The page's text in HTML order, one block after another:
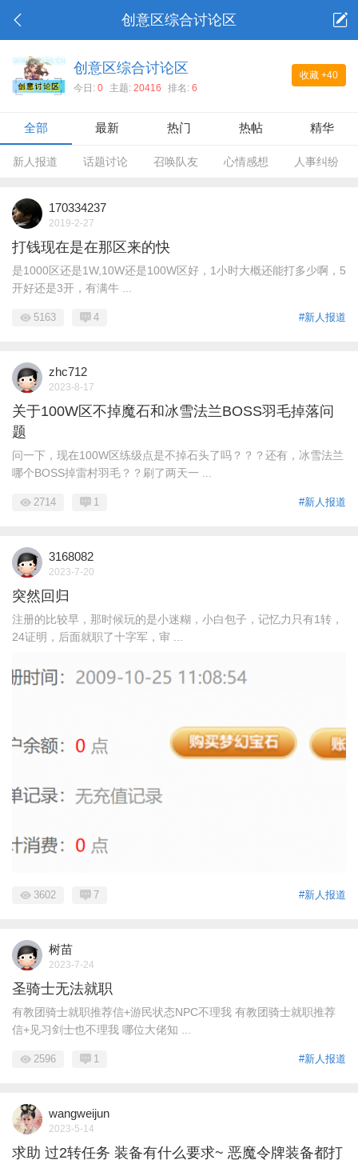
创意区综合讨论区
收藏 +40
创意区综合讨论区
今日: 0 主题: 20416 排名: 6
全部 最新 热门 热帖 精华
新人报道 话题讨论 召唤队友 心情感想 人事纠纷
170334237
2019-2-27
打钱现在是在那区来的快
是1000区还是1W,10W还是100W区好，1小时大概还能打多少啊，5
开好还是3开，有满牛 ...
#新人报道
5163 4
zhc712
2023-8-17
关于100W区不掉魔石和冰雪法兰BOSS羽毛掉落问
题
问一下，现在100W区练级点是不掉石头了吗？？？还有，冰雪法兰
哪个BOSS掉雷村羽毛？？刷了两天一 ...
#新人报道
2714 1
3168082
2023-7-20
突然回归
注册的比较早，那时候玩的是小迷糊，小白包子，记忆力只有1转，
24证明，后面就职了十字军，审 ...
#新人报道
3602 7
树苗
2023-7-24
圣骑士无法就职
有教团骑士就职推荐信+游民状态NPC不理我 有教团骑士就职推荐
信+见习剑士也不理我 哪位大佬知 ...
#新人报道
2596 1
wangweijun
2023-5-14
求助 过2转任务 装备有什么要求~ 恶魔令牌装备都打